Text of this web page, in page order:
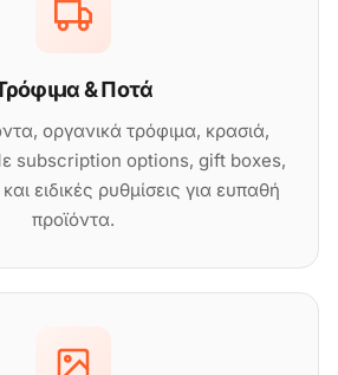
& Ποτά
οργανικά τρόφιμα, κρασιά,
subscription options, gift boxes,
ειδικές ρυθμίσεις για ευπαθή
προϊόντα.